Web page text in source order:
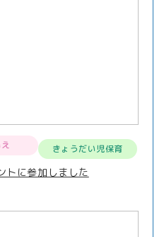
きょうだい児保育
トに参加しました